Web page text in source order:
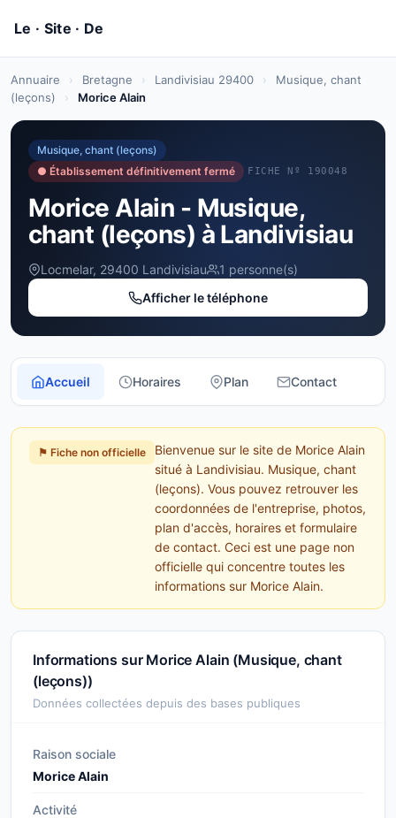
Annuaire › Bretagne › Landivisiau 29400 ›
Musique, chant
(leçons)
› Morice Alain
Musique, chant (leçons)
● Établissement définitivement fermé
FICHE Nº 190048
Morice Alain - Musique,
chant (leçons) à Landivisiau
Locmelar, 29400 Landivisiau
1 personne(s)
Afficher le téléphone
Accueil Horaires Plan Contact
⚑ Fiche non officielle
Bienvenue sur le site de Morice Alain
situé à Landivisiau. Musique, chant
(leçons). Vous pouvez retrouver les
coordonnées de l'entreprise, photos,
plan d'accès, horaires et formulaire
de contact. Ceci est une page non
officielle qui concentre toutes les
informations sur Morice Alain.
Informations sur Morice Alain (Musique, chant
(leçons))
Données collectées depuis des bases publiques
Raison sociale
Morice Alain
Activité